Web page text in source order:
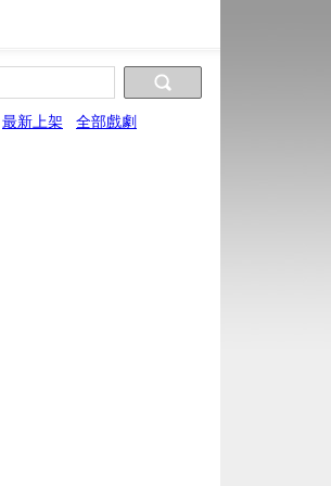
最新上架 全部戲劇